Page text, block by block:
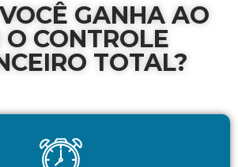
GANHA AO
O CONTROLE
TOTAL?